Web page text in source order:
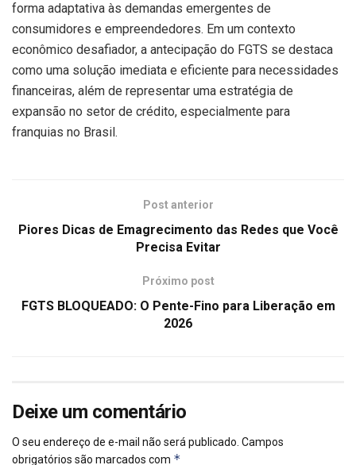
forma adaptativa às demandas emergentes de
consumidores e empreendedores. Em um contexto
econômico desafiador, a antecipação do FGTS se destaca
como uma solução imediata e eficiente para necessidades
financeiras, além de representar uma estratégia de
expansão no setor de crédito, especialmente para
franquias no Brasil.
Post anterior
Piores Dicas de Emagrecimento das Redes que Você
Precisa Evitar
Próximo post
FGTS BLOQUEADO: O Pente-Fino para Liberação em
2026
Deixe um comentário
O seu endereço de e-mail não será publicado. Campos
obrigatórios são marcados com *